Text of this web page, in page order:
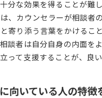
分な効果を得ることが難し
、カウンセラーが相談者
寄り添う言葉をかけるこ
談者は自分自身の内面を
って支援することが、良
向いている人の特徴